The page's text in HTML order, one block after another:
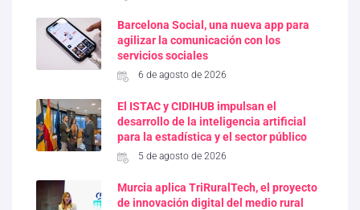
Barcelona Social, una nueva app para
agilizar la comunicación con los
servicios sociales
6 de agosto de 2026
El ISTAC y CIDIHUB impulsan el
desarrollo de la inteligencia artificial
para la estadística y el sector público
5 de agosto de 2026
Murcia aplica TriRuralTech, el proyecto
de innovación digital del medio rural